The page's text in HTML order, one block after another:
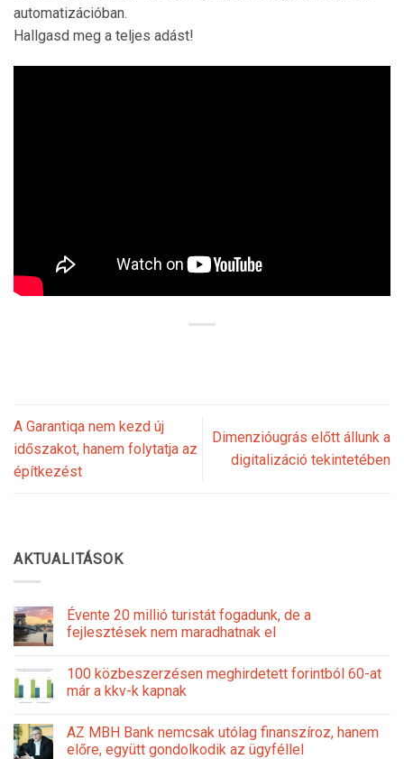
automatizációban.
Hallgasd meg a teljes adást!
A Garantiqa nem kezd új
időszakot, hanem folytatja az
építkezést
Dimenzióugrás előtt állunk a
digitalizáció tekintetében
AKTUALITÁSOK
Évente 20 millió turistát fogadunk, de a
fejlesztések nem maradhatnak el
100 közbeszerzésen meghirdetett forintból 60-at
már a kkv-k kapnak
AZ MBH Bank nemcsak utólag finanszíroz, hanem
előre, együtt gondolkodik az ügyféllel